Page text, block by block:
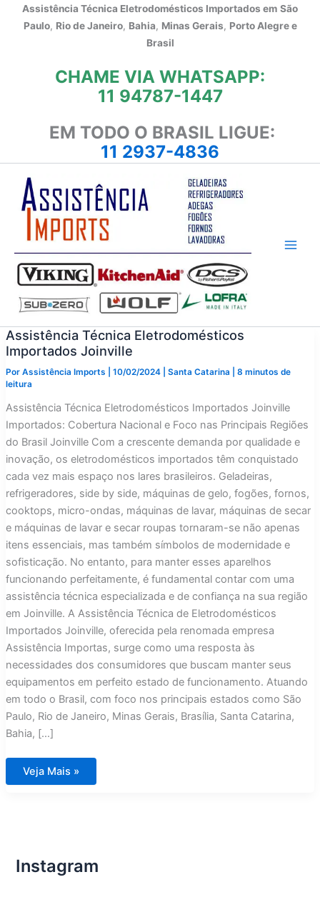
Assistência Técnica Eletrodomésticos Importados em São
Paulo, Rio de Janeiro, Bahia, Minas Gerais, Porto Alegre e
Brasil
CHAME VIA WHATSAPP:
11 94787-1447
EM TODO O BRASIL LIGUE:
11 2937-4836
Assistência Técnica Eletrodomésticos
Importados Joinville
Por Assistência Imports 10/02/2024 Santa Catarina
8 minutos de
leitura
Assistência Técnica Eletrodomésticos Importados Joinville
Importados: Cobertura Nacional e Foco nas Principais Regiões
do Brasil Joinville Com a crescente demanda por qualidade e
inovação, os eletrodomésticos importados têm conquistado
cada vez mais espaço nos lares brasileiros. Geladeiras,
refrigeradores, side by side, máquinas de gelo, fogões, fornos,
cooktops, micro-ondas, máquinas de lavar, máquinas de secar
e máquinas de lavar e secar roupas tornaram-se não apenas
itens essenciais, mas também símbolos de modernidade e
sofisticação. No entanto, para manter esses aparelhos
funcionando perfeitamente, é fundamental contar com uma
assistência técnica especializada e de confiança na sua região
em Joinville. A Assistência Técnica de Eletrodomésticos
Importados Joinville, oferecida pela renomada empresa
Assistência Importas, surge como uma resposta às
necessidades dos consumidores que buscam manter seus
equipamentos em perfeito estado de funcionamento. Atuando
em todo o Brasil, com foco nos principais estados como São
Paulo, Rio de Janeiro, Minas Gerais, Brasília, Santa Catarina,
Bahia, […]
Assistência
Técnica
Veja Mais »
Instagram